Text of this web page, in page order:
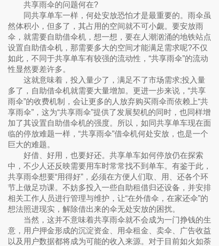
共享雨伞的问题何在?
同共享单车一样，何处安放恐怕才是最重要的。雨伞虽
然体积小，但多了，其占用的空间就不可小觑。要安放雨
伞，就需要自助借伞机，想一想，要在人潮汹涌的地铁站点
设置自助借伞机，那需要多大的空间才能满足需求呢?不仅
如此，不同于共享单车有较强的流动性，“共享雨伞”的流动
性显然要差许多。
这就意味着，投入量少了，满足不了市场需求;投入量
多了，自助借伞机就需要大量增加。更进一步来说，“共享
雨伞”的收费机制，会让更多的人放弃购买雨伞而依赖上“共
享雨伞”，这为“共享雨伞”提供了发展契机的同时，也同样增
加了其设置自助借伞机的强度。所以，如同共享单车现在面
临的停放难题一样，“共享雨伞”借伞机何处安放，也是一个
巨大的难题。
好借、好用，也要好还。共享单车如何停放仍在探索
中，不少人还反映需要用车时常常找不到单车。有鉴于此，
共享雨伞想要“用得好”，必须在方便人们取、用、还各个环
节上做足功课。不妨多投入一些自助租借归还设备，并安排
相关工作人员进行管理与维护，让“在外借伞，在家还伞”的
想法照进现实，解除借出来的伞无处安放的困扰。
当然，这并不意味着共享雨伞就不会成为一门挣钱的生
意，用户押金形成的沉淀资金、用伞租金、卖伞、广告收益
以及用户数据都将成为可能的收入来源。对于目前如火如荼